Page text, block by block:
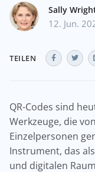
Sally
12. Jun.
TEILEN
QR-Codes sind
Werkzeuge, die
Einzelpersonen
Instrument, das
und digitalen